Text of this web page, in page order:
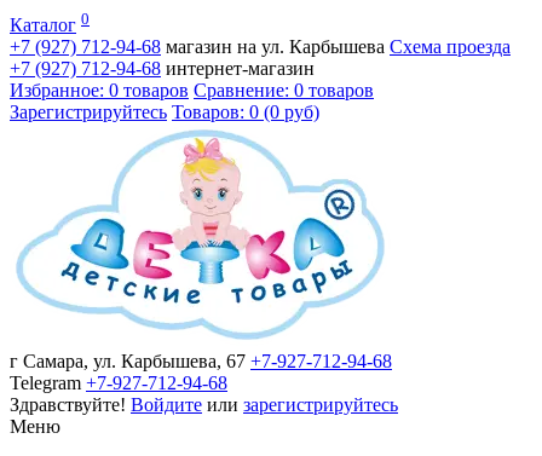
Каталог 0
+7 (927) 712-94-68 магазин на ул. Карбышева Схема проезда
+7 (927) 712-94-68 интернет-магазин
Избранное: 0 товаров Сравнение: 0 товаров
Зарегистрируйтесь Товаров: 0 (0 руб)
г Самара, ул. Карбышева, 67 +7-927-712-94-68
Telegram +7-927-712-94-68
Здравствуйте! Войдите или зарегистрируйтесь
Меню